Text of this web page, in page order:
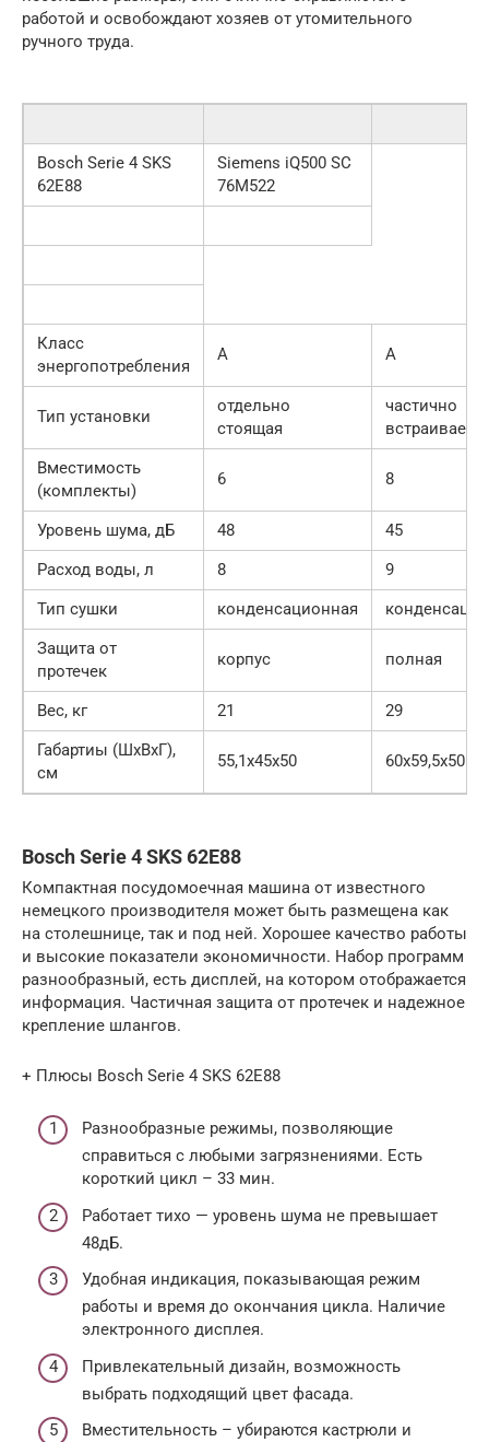
работой и освобождают хозяев от утомительного
ручного труда.
Bosch Serie 4 SKS
62E88
Siemens iQ500 SC
76M522
Класс
энергопотребления
А А
Тип установки
отдельно
стоящая
частично
Вместимость
(комплекты)
6 8
Уровень шума, дБ 48
45
Расход воды, л
8
9
Тип сушки
конденсационная
Защита от
протечек
корпус полная
Вес, кг 21
29
Габартиы (ШхВхГ),
см
55,1х45х50 60х59,5х50
Bosch Serie 4 SKS 62E88
Компактная посудомоечная машина от известного
немецкого производителя может быть размещена как
на столешнице, так и под ней. Хорошее качество работы
и высокие показатели экономичности. Набор программ
разнообразный, есть дисплей, на котором отображается
информация. Частичная защита от протечек и надежное
крепление шлангов.
+ Плюсы Bosch Serie 4 SKS 62E88
Разнообразные режимы, позволяющие
справиться с любыми загрязнениями. Есть
короткий цикл – 33 мин.
Работает тихо — уровень шума не превышает
48дБ.
Удобная индикация, показывающая режим
работы и время до окончания цикла. Наличие
электронного дисплея.
Привлекательный дизайн, возможность
выбрать подходящий цвет фасада.
Вместительность – убираются кастрюли и